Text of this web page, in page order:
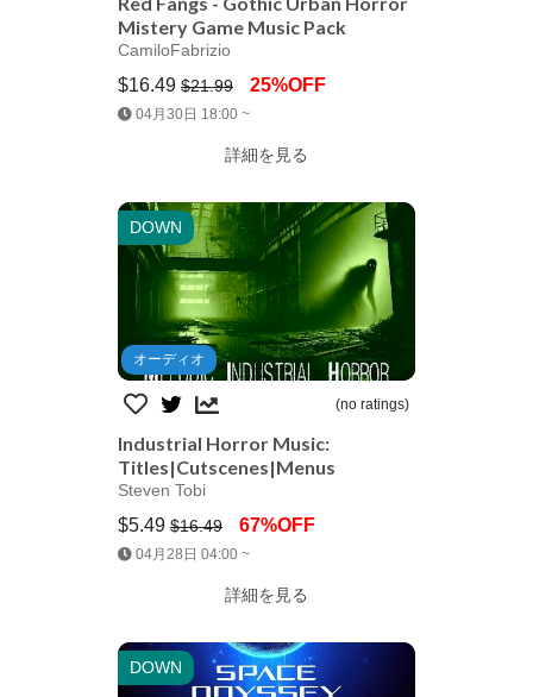
Mistery Game Music Pack
CamiloFabrizio
$16.49 $21.99 25%OFF
04月30日 18:00 ~
詳細を見る
DOWN
Jump AssetStore
オーディオ
(no ratings)
Industrial Horror Music:
Titles|Cutscenes|Menus
Steven Tobi
$5.49 $16.49 67%OFF
04月28日 04:00 ~
詳細を見る
DOWN
Jump AssetStore